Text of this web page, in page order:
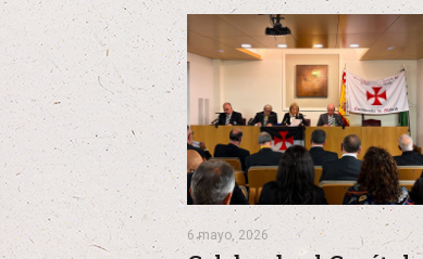
6 mayo, 2026